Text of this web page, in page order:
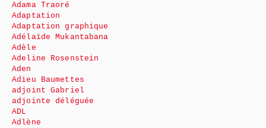
Adama Traoré
Adaptation
Adaptation graphique
Adélaïde Mukantabana
Adèle
Adeline Rosenstein
Aden
Adieu Baumettes
adjoint Gabriel
adjointe déléguée
ADL
Adlène